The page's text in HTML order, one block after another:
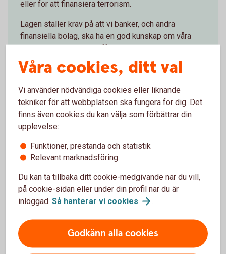
eller för att finansiera terrorism.
Lagen ställer krav på att vi banker, och andra
finansiella bolag, ska ha en god kunskap om våra
kunders ekonomi och affärsrelationen med kunden.
Vi som bank har också skyldighet att löpande följa
upp att informationen vi har är aktuell. Därför ställer
vi frågor när du besöker ett bankkontor, per brev
eller i internetbanken och appen.
Vårt arbete mot penningtvätt och
terroristfinansiering
Information om FATCA och
Politiskt utsatt ställning (PEP)
FATCA för skattskyldiga i USA
Våra cookies, ditt val
Vi använder nödvändiga cookies eller liknande
tekniker för att webbplatsen ska fungera för dig. Det
finns även cookies du kan välja som förbättrar din
upplevelse:
Funktioner, prestanda och statistik
Relevant marknadsföring
Du kan ta tillbaka ditt cookie-medgivande när du vill,
på cookie-sidan eller under din profil när du är
inloggad. Så hanterar vi cookies .
Godkänn alla cookies